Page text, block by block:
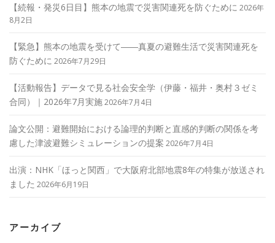
【続報・発災6日目】熊本の地震で災害関連死を防ぐために 2026年
8月2日
【緊急】熊本の地震を受けて――真夏の避難生活で災害関連死を
防ぐために 2026年7月29日
【活動報告】データで見る社会安全学（伊藤・福井・奥村３ゼミ
合同）｜2026年7月実施2026年7月4日
論文公開：避難開始における論理的判断と直感的判断の関係を考
慮した津波避難シミュレーションの提案 2026年7月4日
出演：NHK「ほっと関西」で大阪府北部地震8年の特集が放送され
ました 2026年6月19日
アーカイブ